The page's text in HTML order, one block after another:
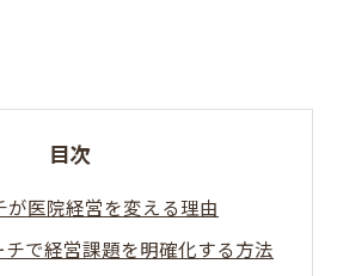
目次
が医院経営を変える理由
で経営課題を明確化する方法